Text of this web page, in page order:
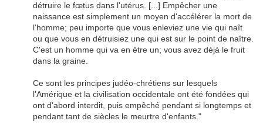
détruire le fœtus dans l'utérus. [...] Empêcher une
naissance est simplement un moyen d'accélérer la mort de
l'homme; peu importe que vous enleviez une vie qui naît
ou que vous en détruisiez une qui est sur le point de naître.
C'est un homme qui va en être un; vous avez déjà le fruit
dans la graine.
Ce sont les principes judéo-chrétiens sur lesquels
l'Amérique et la civilisation occidentale ont été fondées qui
ont d'abord interdit, puis empêché pendant si longtemps et
pendant tant de siècles le meurtre d'enfants."